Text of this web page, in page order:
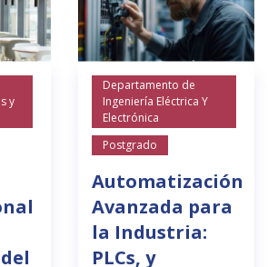
y
Departamento de
Ingeniería Eléctrica Y
Electrónica
Postgrado
Automatización
Avanzada para
la Industria:
PLCs, y